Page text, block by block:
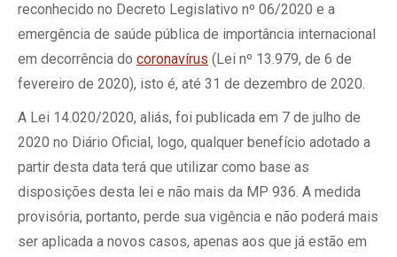
reconhecido no Decreto Legislativo nº 06/2020 e a
emergência de saúde pública de importância internacional
em decorrência do coronavírus (Lei nº 13.979, de 6 de
fevereiro de 2020), isto é, até 31 de dezembro de 2020.
A Lei 14.020/2020, aliás, foi publicada em 7 de julho de
2020 no Diário Oficial, logo, qualquer benefício adotado a
partir desta data terá que utilizar como base as
disposições desta lei e não mais da MP 936. A medida
provisória, portanto, perde sua vigência e não poderá mais
ser aplicada a novos casos, apenas aos que já estão em